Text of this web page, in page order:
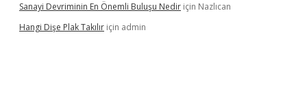
Sanayi Devriminin En Önemli Buluşu Nedir için Nazlıcan
Hangi Dişe Plak Takılır için admin